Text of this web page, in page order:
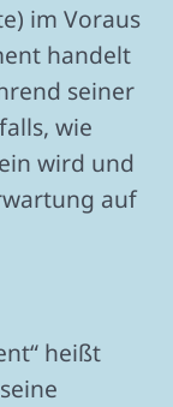
im Voraus
handelt
seiner
wie
wird und
auf
heißt